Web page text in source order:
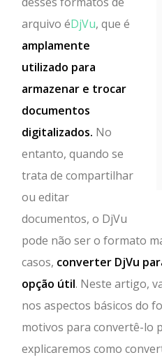
arquivo éDjVu, que é
amplamente
utilizado para
armazenar e trocar
documentos
digitalizados. No
entanto, quando se
trata de compartilhar
ou editar
documentos, o DjVu
pode não ser o formato
casos, converter DjVu
opção útil. Neste artigo,
nos aspectos básicos do
motivos para convertê-lo
explicaremos como